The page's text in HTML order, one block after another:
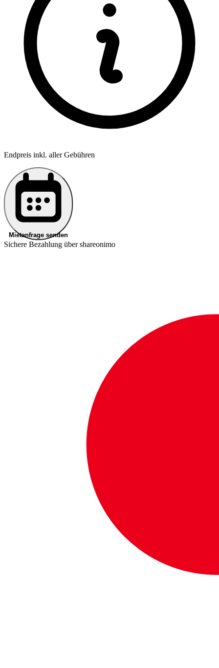
Endpreis inkl. aller Gebühren
Mietanfrage senden
Sichere Bezahlung über shareonimo